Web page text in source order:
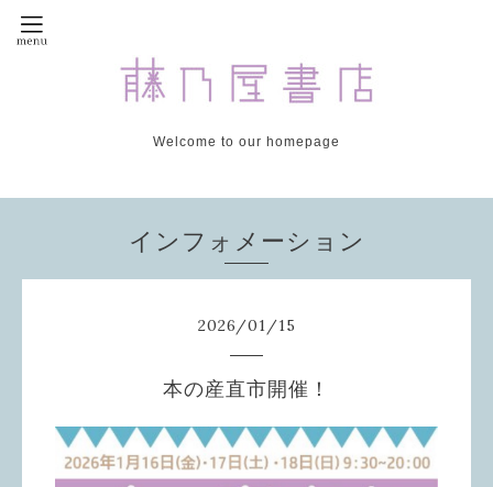
Welcome to our homepage
インフォメーション
2026/01/15
本の産直市開催！